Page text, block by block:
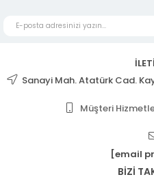
Sanayi Mah. Atatürk Cad.
Müşteri
[email
BİZİ